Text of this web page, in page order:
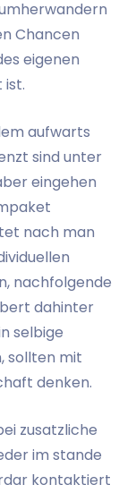
Chancen
eigenen
ist.
aufwarts
sind unter
eingehen
nach man
nachfolgende
dahinter
selbige
sollten mit
denken.
zusatzliche
im stande
kontaktiert